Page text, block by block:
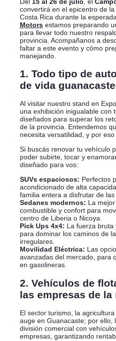
convertirá en el epicentro de
Costa Rica durante la esperada
Motorsestamos preparando
para llevar todo nuestro
provincia. Acompañanos a
faltar a este evento y cómo
manejando.
1. Todo tipo de
de vida
Al visitar nuestro stand en
una exhibición inigualable con
diseñados para superar los
de la provincia. Entendemos
necesita versatilidad, y por
Si buscás renovar tu vehículo
poder subirte, tocar y
diseñado para vos:
SUVs espaciosos: Perfectos
acondicionado de alta
familia entera a disfrutar de las
Sedanes modernos: La
combustible y confort para
centro de Liberia o Nicoya.
Pick Ups 4x4: La fuerza bruta
para dominar los caminos de
irregulares.
Movilidad Eléctrica: Las
avanzadas del mercado, para
en gasolineras.
2. Vehículos de
las empresas de la
El sector turismo, la
auge en Guanacaste; por ello,
división comercial con
empresas, garantizando